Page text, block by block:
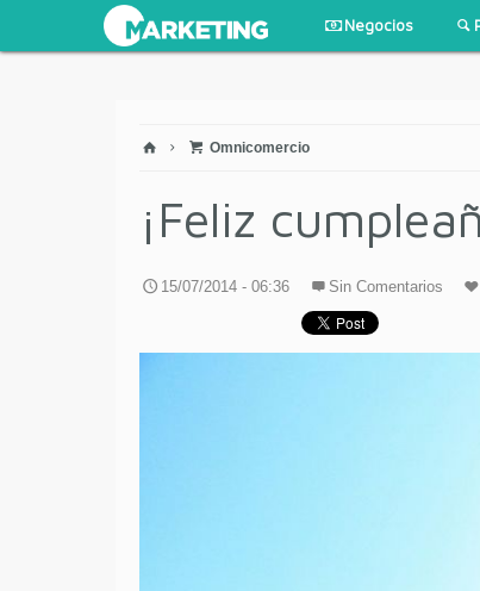
Negocios
Omnicomercio
¡Feliz
15/07/2014 - 06:36 Sin Comentarios